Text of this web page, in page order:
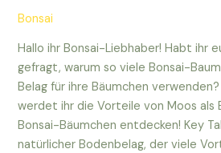
Bonsai
Hallo ihr Bonsai-Liebhaber! Habt ihr
gefragt, warum so viele Bonsai-
Belag für ihre Bäumchen
werdet ihr die Vorteile von Moos als
Bonsai-Bäumchen entdecken! Key
natürlicher Bodenbelag, der viele